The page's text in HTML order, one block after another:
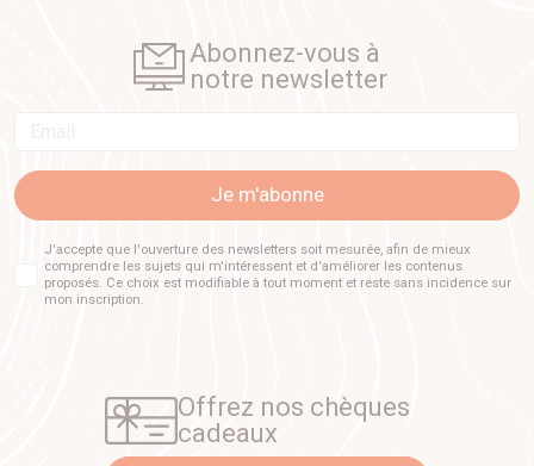
Abonnez-vous à
notre newsletter
Je m'abonne
J'accepte que l'ouverture des newsletters soit mesurée, afin de mieux
comprendre les sujets qui m'intéressent et d'améliorer les contenus
proposés. Ce choix est modifiable à tout moment et reste sans incidence sur
mon inscription.
Offrez nos chèques
cadeaux